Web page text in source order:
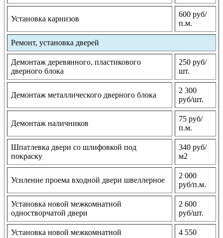
Установка карнизов
600 руб/
п.м.
Ремонт, установка дверей
Демонтаж деревянного, пластикового
дверного блока
250 руб/
шт.
Демонтаж металлического дверного блока
2 300
руб/шт.
Демонтаж наличников
75 руб/
п.м.
Шпатлевка двери со шлифовкой под
покраску
340 руб/
м2
Усиление проема входной двери швеллерное
2 000
руб/п.м.
Установка новой межкомнатной
одностворчатой двери
2 600
руб/шт.
Установка новой межкомнатной
4 550